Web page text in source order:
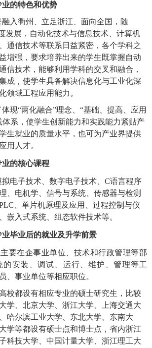
业的特色和优势
入衢州、立足浙江、面向全国，随
发展，自动化技术与信息技术、计算机
通信技术等联系日益紧密，各个学科之
增强，要求培养出来的学生既掌握自动
信技术，能够利用学科的交叉和融合，
成，使学生具备解决信息化与工业化深
领域工程应用能力。
体现“两化融合”理念、“基础、提高、应用
体系，使学生创新能力和实践能力紧贴产
生就业的质量水平，也可为产业界提供
用人才。
的核心课程
电子技术、数字电子技术、 C语言程序
、电机学、信号与系统、传感器与检测
、单片机原理及应用、过程控制与仪
嵌入式系统、组态软件技术等。
毕业后的就业及升学前景
要在企事业单位、技术和行政管理等部
的安装、调试、运行、维护、管理等工
、事业单位等相应职位。
校都设有相应专业的硕士研究生，比较
学、北京大学、浙江大学、上海交通大
哈尔滨工业大学、东北大学、东南大
学等都设有硕士点和博士点，省内浙江
科技大学、中国计量大学、浙江理工大